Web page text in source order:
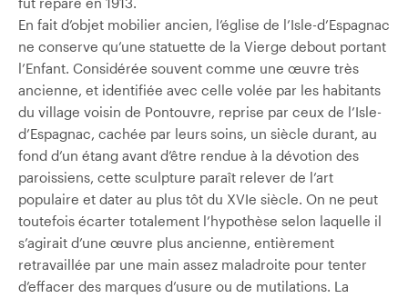
En fait d’objet mobilier ancien, l’église de l’Isle-d’Espagnac
ne conserve qu’une statuette de la Vierge debout portant
l’Enfant. Considérée souvent comme une œuvre très
ancienne, et identifiée avec celle volée par les habitants
du village voisin de Pontouvre, reprise par ceux de l’Isle-
d’Espagnac, cachée par leurs soins, un siècle durant, au
fond d’un étang avant d’être rendue à la dévotion des
paroissiens, cette sculpture paraît relever de l’art
populaire et dater au plus tôt du XVIe siècle. On ne peut
toutefois écarter totalement l’hypothèse selon laquelle il
s’agirait d’une œuvre plus ancienne, entièrement
retravaillée par une main assez maladroite pour tenter
d’effacer des marques d’usure ou de mutilations. La